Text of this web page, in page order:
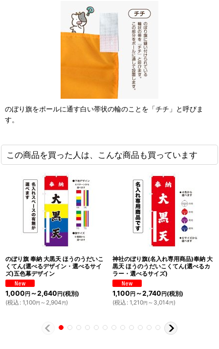
のぼり旗をポールに通す白い帯状の輪のことを「チチ」と呼びま
す。
この商品を買った人は、こんな商品も買っています
のぼり旗 奉納 大黒天 ほうのうだいこ
くてん(選べるデザイン・選べるサイ
ズ)五色幕デザイン
1,000 円 ～2,640 円 (税別)
(税込 : 1,100円 ～2,904円)
神社のぼり旗(名入れ専用商品)奉納 大
黒天 ほうのうだいこくてん(選べるカ
ラー・選べるサイズ)
1,100 円 ～2,740 円 (税別)
(税込 : 1,210円 ～3,014円)